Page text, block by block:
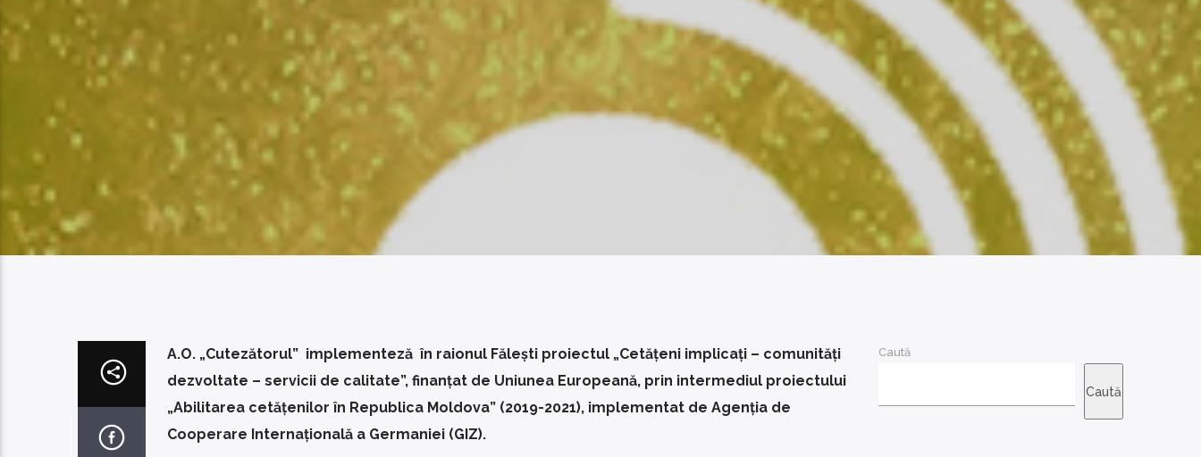
A.O. „Cutezătorul” implementeză în raionul Fălești proiectul „Cetățeni implicați – comunități
dezvoltate – servicii de calitate”, finanțat de Uniunea Europeană, prin intermediul proiectului
„Abilitarea cetățenilor în Republica Moldova” (2019-2021), implementat de Agenția de
Cooperare Internațională a Germaniei (GIZ).
Caută
Caută